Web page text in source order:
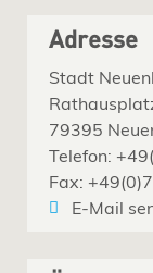
Adresse
Stadt
79395
Telefon:
Fax:
E-Mail